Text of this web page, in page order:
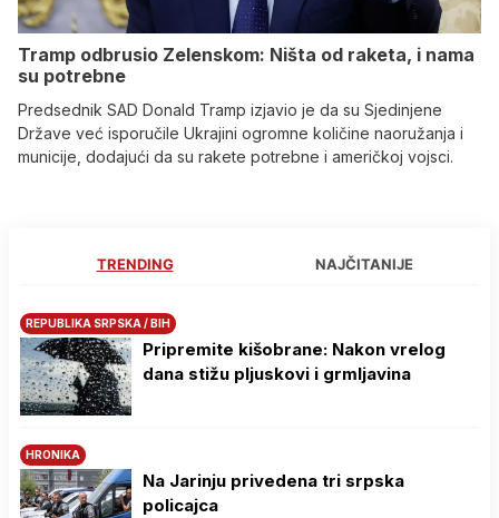
Tramp odbrusio Zelenskom: Ništa od raketa, i nama
su potrebne
Predsednik SAD Donald Tramp izjavio je da su Sjedinjene
Države već isporučile Ukrajini ogromne količine naoružanja i
municije, dodajući da su rakete potrebne i američkoj vojsci.
TRENDING NAJČITANIJE
REPUBLIKA SRPSKA / BIH
Pripremite kišobrane: Nakon vrelog
dana stižu pljuskovi i grmljavina
HRONIKA
Na Јarinju privedena tri srpska
policajca